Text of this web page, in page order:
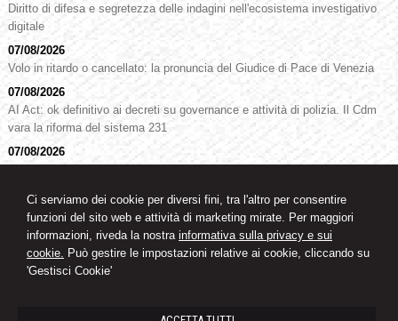
Ci serviamo dei cookie per diversi fini, tra l'altro per consentire
funzioni del sito web e attività di marketing mirate. Per maggiori
informazioni, riveda la nostra informativa sulla privacy e sui
cookie. Può gestire le impostazioni relative ai cookie, cliccando su
'Gestisci Cookie'
Diritto di difesa e segretezza delle indagini nell'ecosistema investigativo
digitale
07/08/2026
Volo in ritardo o cancellato: la pronuncia del Giudice di Pace di Venezia
07/08/2026
AI Act: ok definitivo ai decreti su governance e attività di polizia. Il Cdm
vara la riforma del sistema 231
07/08/2026
07/08/2026
La reale indicazione della provenienza della merce non esclude l’impiego
di segni o simboli decettivi